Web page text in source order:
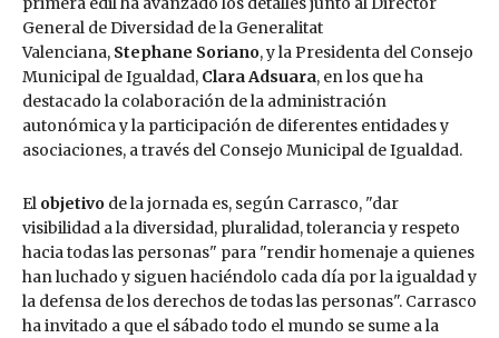
General de Diversidad de la Generalitat
Valenciana, Stephane Soriano, y la Presidenta del Consejo
Municipal de Igualdad, Clara Adsuara, en los que ha
destacado la colaboración de la administración
autonómica y la participación de diferentes entidades y
asociaciones, a través del Consejo Municipal de Igualdad.
El objetivo de la jornada es, según Carrasco, "dar
visibilidad a la diversidad, pluralidad, tolerancia y respeto
hacia todas las personas" para "rendir homenaje a quienes
han luchado y siguen haciéndolo cada día por la igualdad y
la defensa de los derechos de todas las personas". Carrasco
ha invitado a que el sábado todo el mundo se sume a la